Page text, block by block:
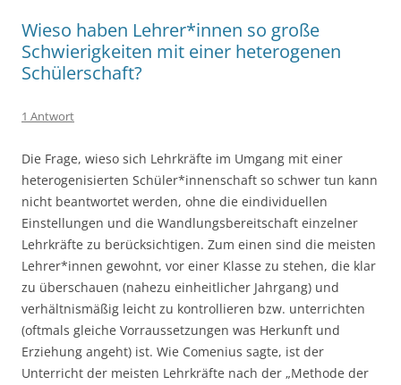
Wieso haben Lehrer*innen so große
Schwierigkeiten mit einer heterogenen
Schülerschaft?
1 Antwort
Die Frage, wieso sich Lehrkräfte im Umgang mit einer
heterogenisierten Schüler*innenschaft so schwer tun kann
nicht beantwortet werden, ohne die eindividuellen
Einstellungen und die Wandlungsbereitschaft einzelner
Lehrkräfte zu berücksichtigen. Zum einen sind die meisten
Lehrer*innen gewohnt, vor einer Klasse zu stehen, die klar
zu überschauen (nahezu einheitlicher Jahrgang) und
verhältnismäßig leicht zu kontrollieren bzw. unterrichten
(oftmals gleiche Vorraussetzungen was Herkunft und
Erziehung angeht) ist. Wie Comenius sagte, ist der
Unterricht der meisten Lehrkräfte nach der „Methode der